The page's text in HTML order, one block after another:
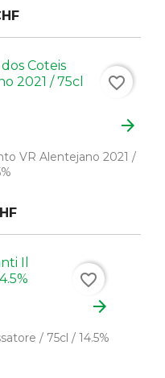
arrow_forward
VR Alentejano 2021 /
favorite_border
arrow_forward
/ 75cl / 14.5%
favorite_border